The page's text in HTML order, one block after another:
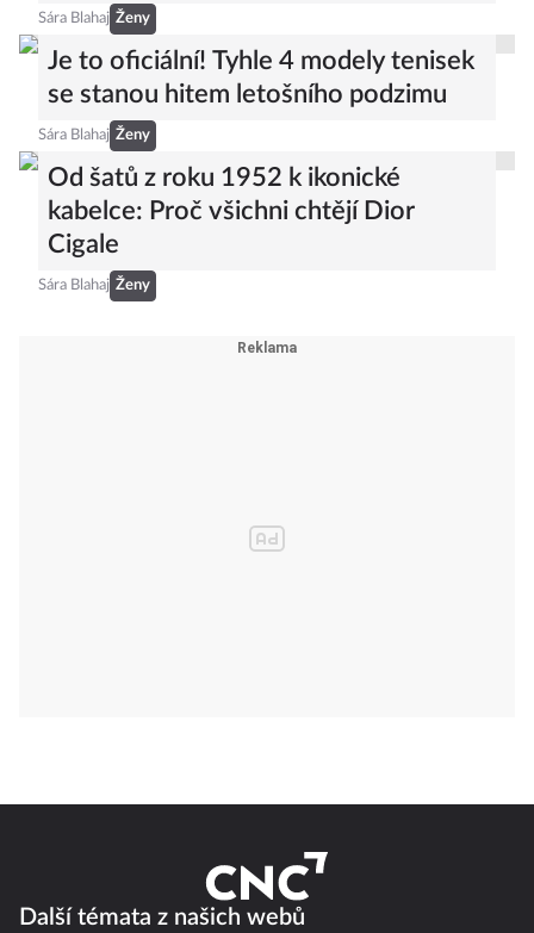
Sára Blahaj Ženy
Je to oficiální! Tyhle 4 modely tenisek
se stanou hitem letošního podzimu
Sára Blahaj Ženy
Od šatů z roku 1952 k ikonické
kabelce: Proč všichni chtějí Dior
Cigale
Sára Blahaj Ženy
Další témata z našich webů